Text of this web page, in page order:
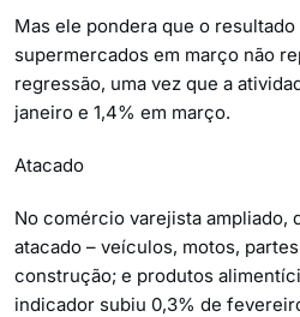
Mas ele pondera que o
supermercados em março não
regressão, uma vez que a
janeiro e 1,4% em março.
Atacado
No comércio varejista ampliado,
atacado – veículos, motos,
construção; e produtos
indicador subiu 0,3% de